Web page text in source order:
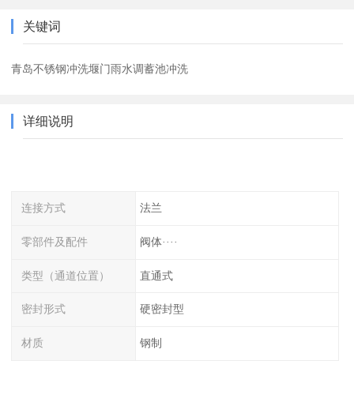
关键词
青岛不锈钢冲洗堰门雨水调蓄池冲洗
详细说明
连接方式 法兰
零部件及配件 阀体····
类型（通道位置） 直通式
密封形式 硬密封型
材质 钢制